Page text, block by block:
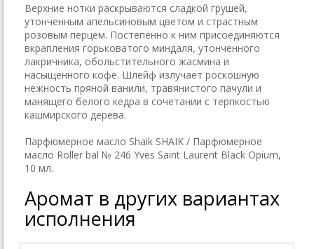
Верхние нотки раскрываются сладкой грушей,
утонченным апельсиновым цветом и страстным
розовым перцем. Постепенно к ним присоединяются
вкрапления горьковатого миндаля, утонченного
лакричника, обольстительного жасмина и
насыщенного кофе. Шлейф излучает роскошную
нежность пряной ванили, травянистого пачули и
манящего белого кедра в сочетании с терпкостью
кашмирского дерева.
Парфюмерное масло Shaik SHAIK / Парфюмерное
масло Roller bal № 246 Yves Saint Laurent Black Opium,
10 мл.
Аромат в других вариантах
исполнения